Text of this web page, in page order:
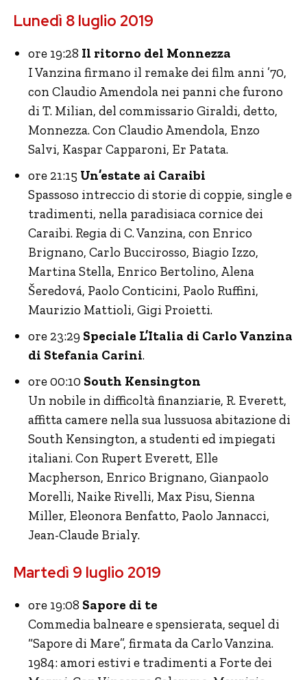
Lunedì 8 luglio 2019
ore 19:28 Il ritorno del Monnezza
I Vanzina firmano il remake dei film anni ’70,
con Claudio Amendola nei panni che furono
di T. Milian, del commissario Giraldi, detto,
Monnezza. Con Claudio Amendola, Enzo
Salvi, Kaspar Capparoni, Er Patata.
ore 21:15 Un’estate ai Caraibi
Spassoso intreccio di storie di coppie, single e
tradimenti, nella paradisiaca cornice dei
Caraibi. Regia di C. Vanzina, con Enrico
Brignano, Carlo Buccirosso, Biagio Izzo,
Martina Stella, Enrico Bertolino, Alena
Šeredová, Paolo Conticini, Paolo Ruffini,
Maurizio Mattioli, Gigi Proietti.
ore 23:29 Speciale L’Italia di Carlo Vanzina
di Stefania Carini.
ore 00:10 South Kensington
Un nobile in difficoltà finanziarie, R. Everett,
affitta camere nella sua lussuosa abitazione di
South Kensington, a studenti ed impiegati
italiani. Con Rupert Everett, Elle
Macpherson, Enrico Brignano, Gianpaolo
Morelli, Naike Rivelli, Max Pisu, Sienna
Miller, Eleonora Benfatto, Paolo Jannacci,
Jean-Claude Brialy.
Martedì 9 luglio 2019
ore 19:08 Sapore di te
Commedia balneare e spensierata, sequel di
“Sapore di Mare”, firmata da Carlo Vanzina.
1984: amori estivi e tradimenti a Forte dei